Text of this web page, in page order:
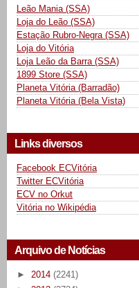
Leão Mania (SSA)
Loja do Leão (SSA)
Estação Rubro-Negra (SSA)
Loja do Vitória
Loja Leão da Barra (SSA)
1899 Store (SSA)
Planeta Vitória (Barradão)
Planeta Vitória (Bela Vista)
Links diversos
Facebook ECVitória
Twitter ECVitória
ECV no Orkut
Vitória no Wikipédia
Arquivo de Notícias
► 2014 (2241)